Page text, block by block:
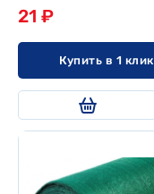
21 ₽
Купить в 1 клик